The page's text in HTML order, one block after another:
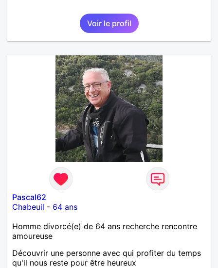
Voir le profil
Pascal62
Chabeuil - 64 ans
Homme divorcé(e) de 64 ans recherche rencontre
amoureuse
Découvrir une personne avec qui profiter du temps
qu'il nous reste pour être heureux